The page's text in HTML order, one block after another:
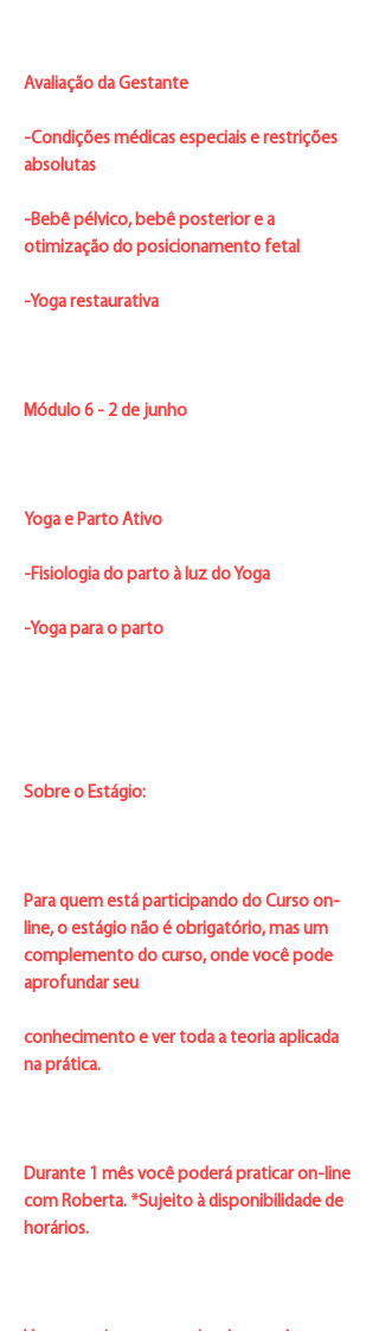
Avaliação da Gestante
-Condições médicas especiais e restrições
absolutas
-Bebê pélvico, bebê posterior e a
otimização do posicionamento fetal
-Yoga restaurativa
Módulo 6 - 2 de junho
Yoga e Parto Ativo
-Fisiologia do parto à luz do Yoga
-Yoga para o parto
Sobre o Estágio:
Para quem está participando do Curso on-
line, o estágio não é obrigatório, mas um
complemento do curso, onde você pode
aprofundar seu
conhecimento e ver toda a teoria aplicada
na prática.
Durante 1 mês você poderá praticar on-line
com Roberta. *Sujeito à disponibilidade de
horários.